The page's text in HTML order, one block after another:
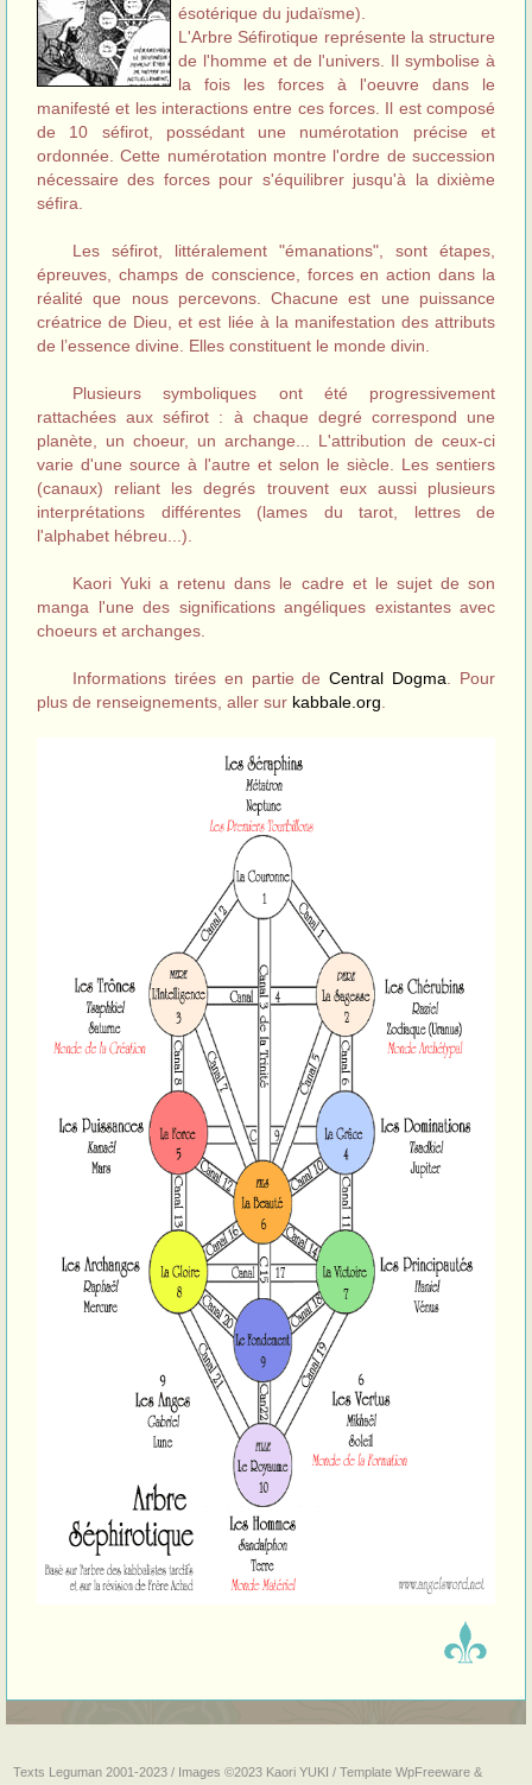
ésotérique du judaïsme).
L'Arbre Séfirotique représente la structure
de l'homme et de l'univers. Il symbolise à
la fois les forces à l'oeuvre dans le
manifesté et les interactions entre ces forces. Il est composé
de 10 séfirot, possédant une numérotation précise et
ordonnée. Cette numérotation montre l'ordre de succession
nécessaire des forces pour s'équilibrer jusqu'à la dixième
séfira.
Les séfirot, littéralement "émanations", sont étapes,
épreuves, champs de conscience, forces en action dans la
réalité que nous percevons. Chacune est une puissance
créatrice de Dieu, et est liée à la manifestation des attributs
de l’essence divine. Elles constituent le monde divin.
Plusieurs symboliques ont été progressivement
rattachées aux séfirot : à chaque degré correspond une
planète, un choeur, un archange... L'attribution de ceux-ci
varie d'une source à l'autre et selon le siècle. Les sentiers
(canaux) reliant les degrés trouvent eux aussi plusieurs
interprétations différentes (lames du tarot, lettres de
l'alphabet hébreu...).
Kaori Yuki a retenu dans le cadre et le sujet de son
manga l'une des significations angéliques existantes avec
choeurs et archanges.
Informations tirées en partie deCentral Dogma . Pour
plus de renseignements, aller sur kabbale.org
Texts Leguman 2001-2023 / Images ©2023 Kaori YUKI / Template WpFreeware &